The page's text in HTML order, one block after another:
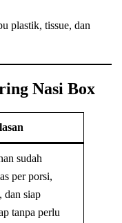
plastik, tissue, dan
Nasi Box
sudah
per porsi,
dan siap
tanpa perlu